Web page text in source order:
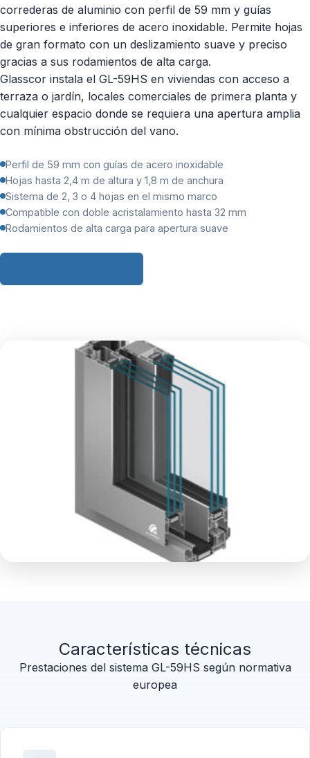
correderas de aluminio con perfil de 59 mm y guías
superiores e inferiores de acero inoxidable. Permite hojas
de gran formato con un deslizamiento suave y preciso
gracias a sus rodamientos de alta carga.
Glasscor instala el GL-59HS en viviendas con acceso a
terraza o jardín, locales comerciales de primera planta y
cualquier espacio donde se requiera una apertura amplia
con mínima obstrucción del vano.
Perfil de 59 mm con guías de acero inoxidable
Hojas hasta 2,4 m de altura y 1,8 m de anchura
Sistema de 2, 3 o 4 hojas en el mismo marco
Compatible con doble acristalamiento hasta 32 mm
Rodamientos de alta carga para apertura suave
Características técnicas
Prestaciones del sistema GL-59HS según normativa
europea